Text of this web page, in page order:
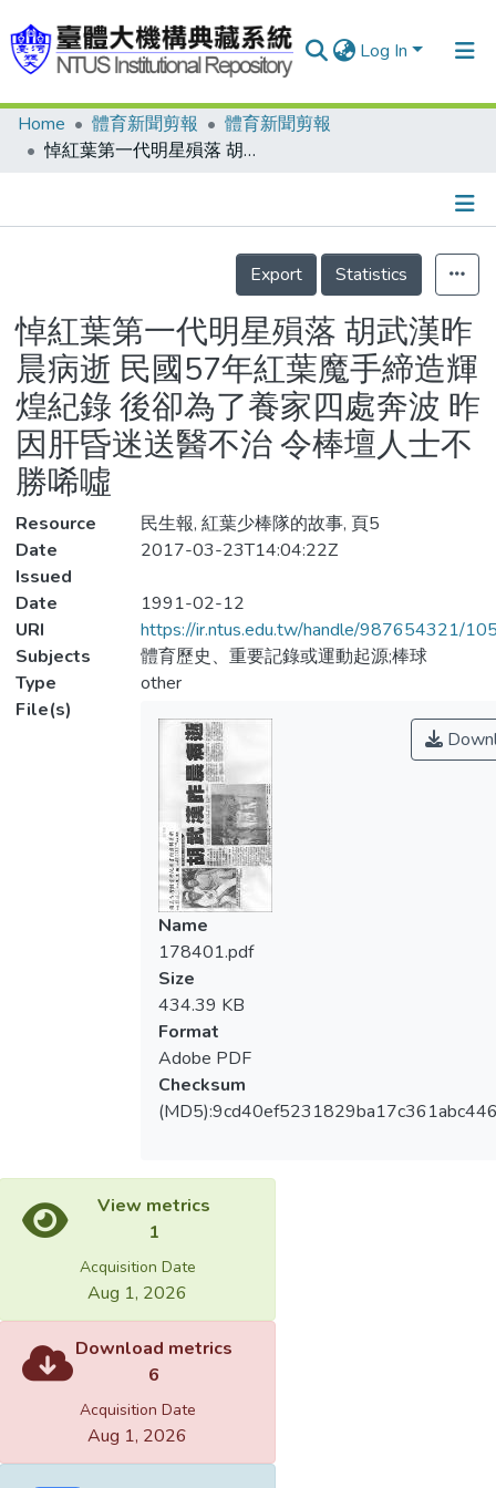
Log In
Communities & Collections
Statistics
Home 體育新聞剪報
體育新聞剪報
悼紅葉第一代明星殞落 胡武漢昨晨病逝 民國57年紅葉魔手締造輝煌紀錄 後卻為了養家四處奔波 昨因肝昏迷送醫不治 令棒壇人士不勝唏噓
Details
Export
Statistics
悼紅葉第一代明星殞落 胡武漢昨
晨病逝 民國57年紅葉魔手締造輝
煌紀錄 後卻為了養家四處奔波 昨
因肝昏迷送醫不治 令棒壇人士不
勝唏噓
Resource
民生報, 紅葉少棒隊的故事, 頁5
Date
Issued
2017-03-23T14:04:22Z
Date
1991-02-12
URI
https://ir.ntus.edu.tw/handle/987654321/
Subjects
體育歷史、重要記錄或運動起源;棒球
Type
other
File(s)
Name
178401.pdf
Size
434.39 KB
Format
Adobe PDF
Checksum
View metrics
1
Acquisition Date
Aug 1, 2026
Download metrics
6
Acquisition Date
Aug 1, 2026